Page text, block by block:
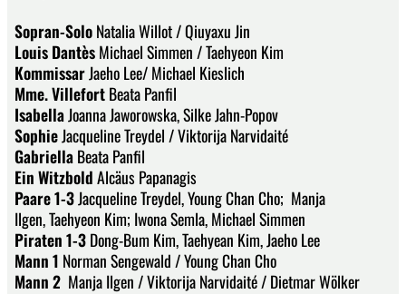
Sopran-SoloNatalia Willot / Qiuyaxu Jin
Louis DantèsMichael Simmen / Taehyeon Kim
KommissarJaeho Lee/ Michael Kieslich
Mme. VillefortBeata Panfil
IsabellaJoanna Jaworowska, Silke Jahn-Popov
SophieJacqueline Treydel / Viktorija Narvidaité
GabriellaBeata Panfil
Ein WitzboldAlcäus Papanagis
Paare 1-3Jacqueline Treydel, Young Chan Cho; Manja
Ilgen, Taehyeon Kim; Iwona Semla, Michael Simmen
Piraten 1-3Dong-Bum Kim, Taehyean Kim, Jaeho Lee
Mann 1 Norman Sengewald / Young Chan Cho
Mann 2 Manja Ilgen / Viktorija Narvidaité / Dietmar Wölker